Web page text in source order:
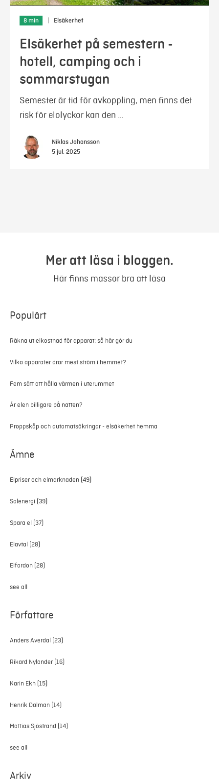
8 min Elsäkerhet
Elsäkerhet på semestern -
hotell, camping och i
sommarstugan
Semester är tid för avkoppling, men finns det
risk för elolyckor kan den …
Niklas Johansson
5 jul, 2025
Mer att läsa i bloggen.
Här finns massor bra att läsa
Populärt
Räkna ut elkostnad för apparat: så här gör du
Vilka apparater drar mest ström i hemmet?
Fem sätt att hålla värmen i uterummet
Är elen billigare på natten?
Proppskåp och automatsäkringar - elsäkerhet hemma
Ämne
Elpriser och elmarknaden (49)
Solenergi (39)
Spara el (37)
Elavtal (28)
Elfordon (28)
see all
Författare
Anders Averdal (23)
Rikard Nylander (16)
Karin Ekh (15)
Henrik Dalman (14)
Mattias Sjöstrand (14)
see all
Arkiv